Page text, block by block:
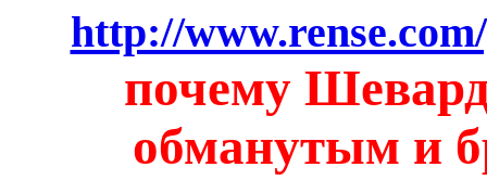
http://
почему
обманутым и